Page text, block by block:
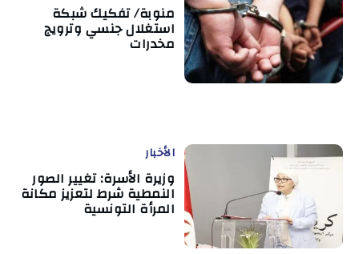
منوبة/ تفكيك شبكة
استغلال جنسي وترويج
مخدرات
الأخبار
وزيرة الأسرة: تغيير الصور
النمطية شرط لتعزيز مكانة
المرأة التونسية